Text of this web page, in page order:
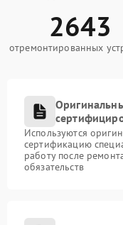
2643
отремонтированных
Используются
сертификацию
работу после
обязательств